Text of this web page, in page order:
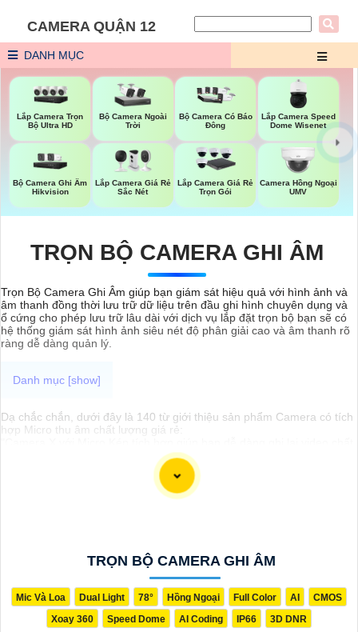
CAMERA QUẬN 12
DANH MỤC
Lắp Camera Trọn
Bộ Ultra HD
Bộ Camera Ngoài
Trời
Bộ Camera Có Báo
Đông
Lắp Camera Speed
Dome Wisenet
Bộ Camera Ghi Âm
Hikvision
Lắp Camera Giá Rẻ
Sắc Nét
Lắp Camera Giá Rẻ
Trọn Gói
Camera Hồng Ngoại
UMV
TRỌN BỘ CAMERA GHI ÂM
Trọn Bộ Camera Ghi Âm giúp bạn giám sát hiệu quả với hình ảnh và
âm thanh đồng thời lưu trữ dữ liệu trên đầu ghi hình chuyên dụng và
ổ cứng cho phép lưu trữ lâu dài với dịch vụ lắp đặt trọn bộ bạn sẽ có
hệ thống giám sát hình ảnh siêu nét độ phân giải cao và âm thanh rõ
ràng dễ dàng quản lý.
Dạ chắc chắn, dưới đây là 140 từ giới thiệu sản phẩm Camera có tích
hợp Micro thu âm chất lượng giá rẻ:
lượng cao và âm thanh sắc nét. Sản phẩm này không chỉ đáp ứng
nhu cầu quay phim mà còn thu âm cực kỳ tốt. Với thiết kế nhỏ gọn và
tiện lợi, Camera X là sự lựa chọn lý tưởng cho các bạn muốn tạo ra
nội dung chất lượng mà không cần đầu tư quá nhiều. Hãy trải nghiệm
TRỌN BỘ CAMERA GHI ÂM
Mic Và Loa Dual Light 78° Hồng Ngoại Full Color AI
CMOS
Xoay 360
Speed Dome AI Coding IP66 3D DNR